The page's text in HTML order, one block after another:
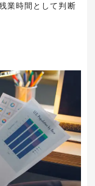
業時間として判断